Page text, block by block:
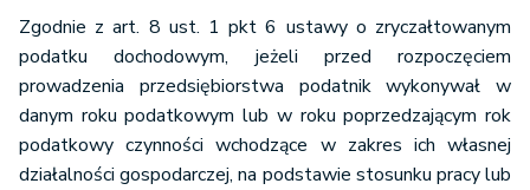
Zgodnie z art. 8 ust. 1 pkt 6 ustawy o zryczałtowanym
podatku dochodowym, jeżeli przed rozpoczęciem
prowadzenia przedsiębiorstwa podatnik wykonywał w
danym roku podatkowym lub w roku poprzedzającym rok
podatkowy czynności wchodzące w zakres ich własnej
działalności gospodarczej, na podstawie stosunku pracy lub